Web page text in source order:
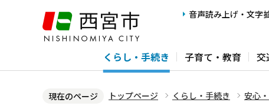
ジ
音声読み上げ・文字
くらし・手続き 子育て・教育 交
現在のページ トップページ くらし・手続き 安心